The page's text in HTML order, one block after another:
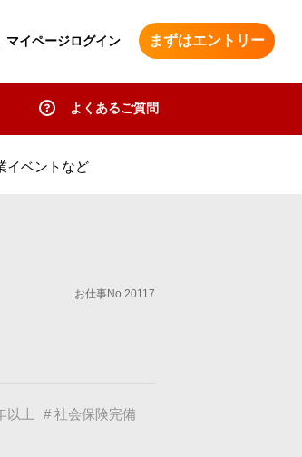
マイページログイン まずはエントリー
よくあるご質問
イベントなど
お仕事No.20117
以上
# 社会保険完備